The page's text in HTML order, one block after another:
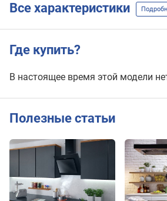
Все характеристики
Где купить?
В настоящее время этой модели
Полезные статьи